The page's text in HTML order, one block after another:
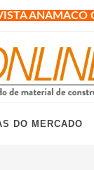
DO MERCADO